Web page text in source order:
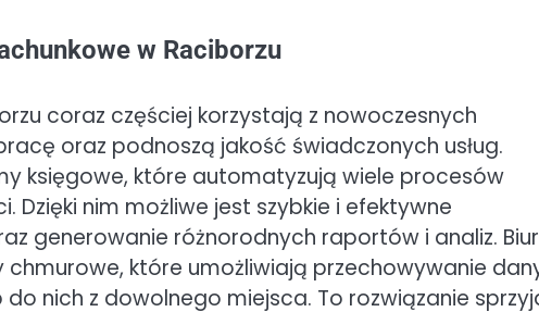
w Raciborzu
coraz częściej korzystają z nowoczesnych
oraz podnoszą jakość świadczonych usług.
księgowe, które automatyzują wiele procesów
Dzięki nim możliwe jest szybkie i efektywne
generowanie różnorodnych raportów i analiz.
które umożliwiają przechowywanie
nich z dowolnego miejsca. To rozwiązanie